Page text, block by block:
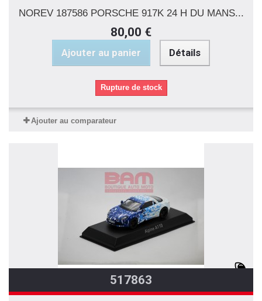
NOREV 187586 PORSCHE 917K 24 H DU MANS...
80,00 €
Ajouter au panier Détails
Rupture de stock
Ajouter au comparateur
517863